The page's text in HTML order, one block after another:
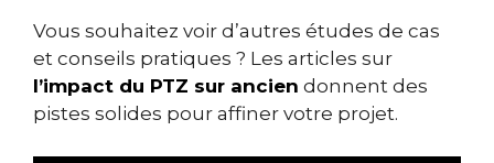
Vous souhaitez voir d’autres études de cas
et conseils pratiques ? Les articles sur
l’impact du PTZ sur ancien donnent des
pistes solides pour affiner votre projet.